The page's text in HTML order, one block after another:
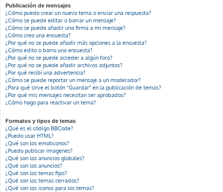
Publicación de mensajes
¿Cómo puedo crear un nuevo tema o enviar una respuesta?
¿Cómo se puede editar o borrar un mensaje?
¿Cómo se puede añadir una firma a mi mensaje?
¿Cómo creo una encuesta?
¿Por qué no se puede añadir más opciones a la encuesta?
¿Cómo edito o borro una encuesta?
¿Por qué no se puede acceder a algún foro?
¿Por qué no se puede añadir archivos adjuntos?
¿Por qué recibí una advertencia?
¿Cómo se puede reportar un mensaje a un moderador?
¿Para qué sirve el botón "Guardar" en la publicación de temas?
¿Por qué mis mensajes necesitan ser aprobados?
¿Cómo hago para reactivar un tema?
Formatos y tipos de temas
¿Qué es el código BBCode?
¿Puedo usar HTML?
¿Qué son los emoticonos?
¿Puedo publicar imagenes?
¿Qué son los anuncios globales?
¿Qué son los anuncios?
¿Qué son los temas fijos?
¿Qué son los temas cerrados?
¿Qué son los iconos para los temas?